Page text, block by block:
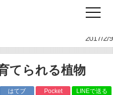
2017/2/9
てられる植物
はてブ Pocket LINEで送る